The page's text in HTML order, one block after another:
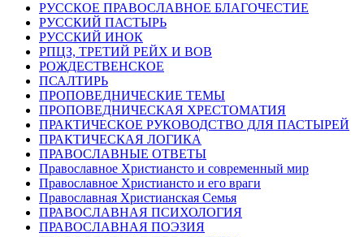
РУССКОЕ ПРАВОСЛАВНОЕ БЛАГОЧЕСТИЕ
РУССКИЙ ПАСТЫРЬ
РУССКИЙ ИНОК
РПЦЗ, ТРЕТИЙ РЕЙХ И ВОВ
РОЖДЕСТВЕНСКОЕ
ПСАЛТИРЬ
ПРОПОВЕДНИЧЕСКИЕ ТЕМЫ
ПРОПОВЕДНИЧЕСКАЯ ХРЕСТОМАТИЯ
ПРАКТИЧЕСКОЕ РУКОВОДСТВО ДЛЯ ПАСТЫРЕЙ
ПРАКТИЧЕСКАЯ ЛОГИКА
ПРАВОСЛАВНЫЕ ОТВЕТЫ
Православное Христиансто и современный мир
Православное Христиансто и его враги
Православная Христианская Семья
ПРАВОСЛАВНАЯ ПСИХОЛОГИЯ
ПРАВОСЛАВНАЯ ПОЭЗИЯ